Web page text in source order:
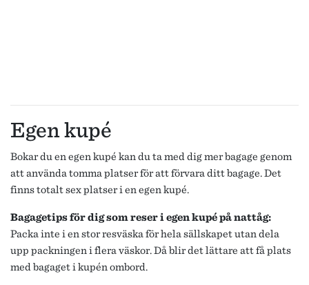
Egen kupé
Bokar du en egen kupé kan du ta med dig mer bagage genom
att använda tomma platser för att förvara ditt bagage. Det
finns totalt sex platser i en egen kupé.
Bagagetips för dig som reser i egen kupé på nattåg:
Packa inte i en stor resväska för hela sällskapet utan dela
upp packningen i flera väskor. Då blir det lättare att få plats
med bagaget i kupén ombord.